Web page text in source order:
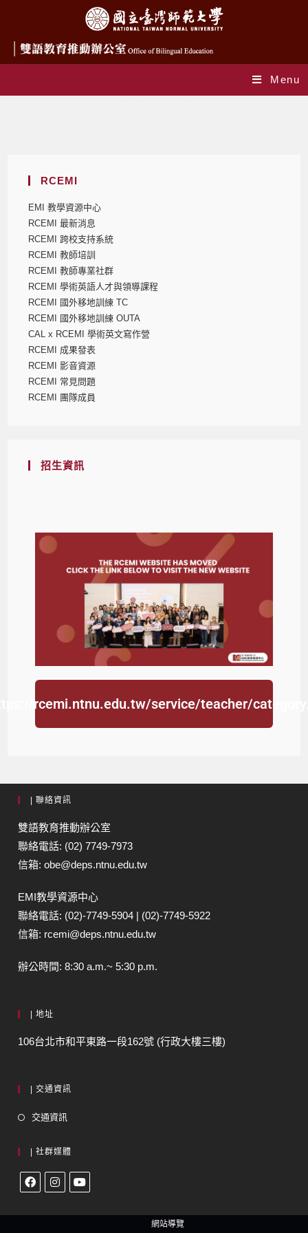
Menu
RCEMI
EMI 教學資源中心
RCEMI 最新消息
RCEMI 跨校支持系統
RCEMI 教師培訓
RCEMI 教師專業社群
RCEMI 學術英語人才與領導課程
RCEMI 國外移地訓練 TC
RCEMI 國外移地訓練 OUTA
CAL x RCEMI 學術英文寫作營
RCEMI 成果發表
RCEMI 影音資源
RCEMI 常見問題
RCEMI 團隊成員
招生資訊
rcemi.ntnu.edu.tw/service/teacher/
| 聯絡資訊
雙語教育推動辦公室
聯絡電話: (02) 7749-7973
信箱: obe@deps.ntnu.edu.tw
EMI教學資源中心
聯絡電話: (02)-7749-5904 | (02)-7749-5922
信箱: rcemi@deps.ntnu.edu.tw
辦公時間: 8:30 a.m.~ 5:30 p.m.
| 地址
106台北市和平東路一段162號 (行政大樓三樓)
| 交通資訊
交通資訊
| 社群媒體
網站導覽